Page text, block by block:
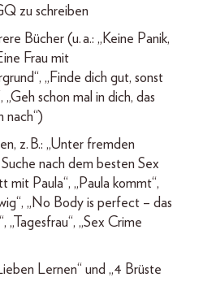
zu schreiben
Bücher (u. a.: „Keine Panik,
Frau mit
„Finde dich gut, sonst
schon mal in dich, das
nach“)
z. B.: „Unter fremden
nach dem besten Sex
mit Paula“, „Paula kommt“,
„No Body is perfect – das
„Tagesfrau“, „Sex Crime
Lernen“ und „4 Brüste